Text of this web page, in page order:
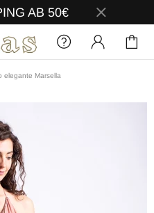
AB 50€
elegante Marsella